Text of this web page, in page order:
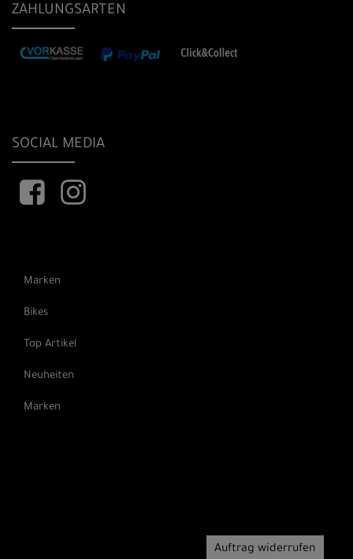
ZAHLUNGSARTEN
SOCIAL MEDIA
Marken
Bikes
Top Artikel
Neuheiten
Marken
Auftrag widerrufen